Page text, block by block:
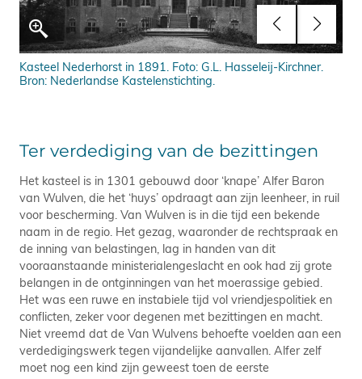
Kasteel Nederhorst in 1891. Foto: G.L. Hasseleij-Kirchner.
Bron: Nederlandse Kastelenstichting.
Ter verdediging van de bezittingen
Het kasteel is in 1301 gebouwd door ‘knape’ Alfer Baron
van Wulven, die het ‘huys’ opdraagt aan zijn leenheer, in ruil
voor bescherming. Van Wulven is in die tijd een bekende
naam in de regio. Het gezag, waaronder de rechtspraak en
de inning van belastingen, lag in handen van dit
vooraanstaande ministerialengeslacht en ook had zij grote
belangen in de ontginningen van het moerassige gebied.
Het was een ruwe en instabiele tijd vol vriendjespolitiek en
conflicten, zeker voor degenen met bezittingen en macht.
Niet vreemd dat de Van Wulvens behoefte voelden aan een
verdedigingswerk tegen vijandelijke aanvallen. Alfer zelf
moet nog een kind zijn geweest toen de eerste